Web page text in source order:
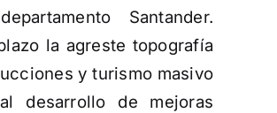
Santander.
la agreste topografía
y turismo masivo
desarrollo de mejoras